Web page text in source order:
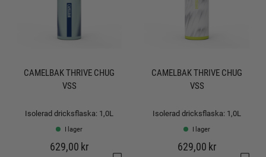
CAMELBAK THRIVE CHUG
VSS
Isolerad dricksflaska: 1,0L
I lager
629,00 kr
CAMELBAK THRIVE CHUG
VSS
Isolerad dricksflaska: 1,0L
I lager
629,00 kr